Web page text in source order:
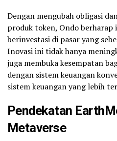
Dengan mengubah obligasi
produk token, Ondo
berinvestasi di pasar yang
Inovasi ini tidak hanya
juga membuka kesempatan
dengan sistem keuangan
sistem keuangan yang lebih
Pendekatan
Metaverse